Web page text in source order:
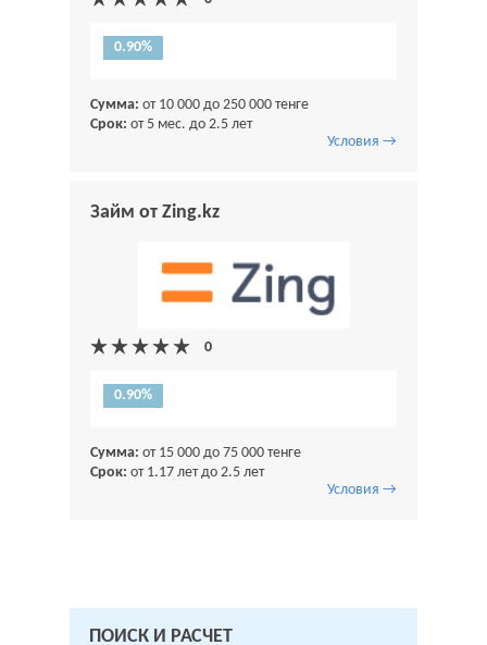
0.90%
Сумма: от 10 000 до 250 000 тенге
Срок: от 5 мес. до 2.5 лет
Условия →
Займ от Zing.kz
0.90%
Сумма: от 15 000 до 75 000 тенге
Срок: от 1.17 лет до 2.5 лет
Условия →
ПОИСК И РАСЧЕТ